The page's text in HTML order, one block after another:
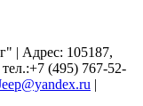
| Адрес: 105187,
(495) 767-52-
|